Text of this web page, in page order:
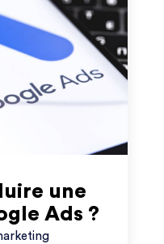
une
Ads ?